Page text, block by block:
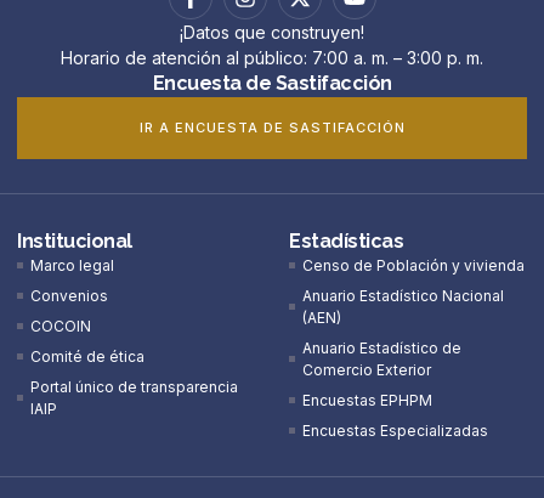
¡Datos que construyen!
Horario de atención al público: 7:00 a. m. – 3:00 p. m.
Encuesta de Sastifacción
IR A ENCUESTA DE SASTIFACCIÓN
Institucional
Marco legal
Convenios
COCOIN
Comité de ética
Portal único de transparencia
IAIP
Estadísticas
Censo de Población y vivienda
Anuario Estadístico Nacional
(AEN)​
Anuario Estadístico de
Comercio Exterior
Encuestas EPHPM
Encuestas Especializadas